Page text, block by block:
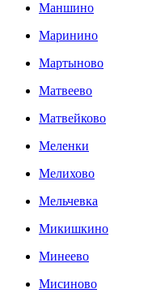
Маншино
Маринино
Мартыново
Матвеево
Матвейково
Меленки
Мелихово
Мельчевка
Микишкино
Минеево
Мисиново